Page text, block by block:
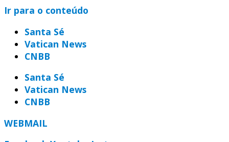
Ir para o conteúdo
Santa Sé
Vatican News
CNBB
Santa Sé
Vatican News
CNBB
WEBMAIL